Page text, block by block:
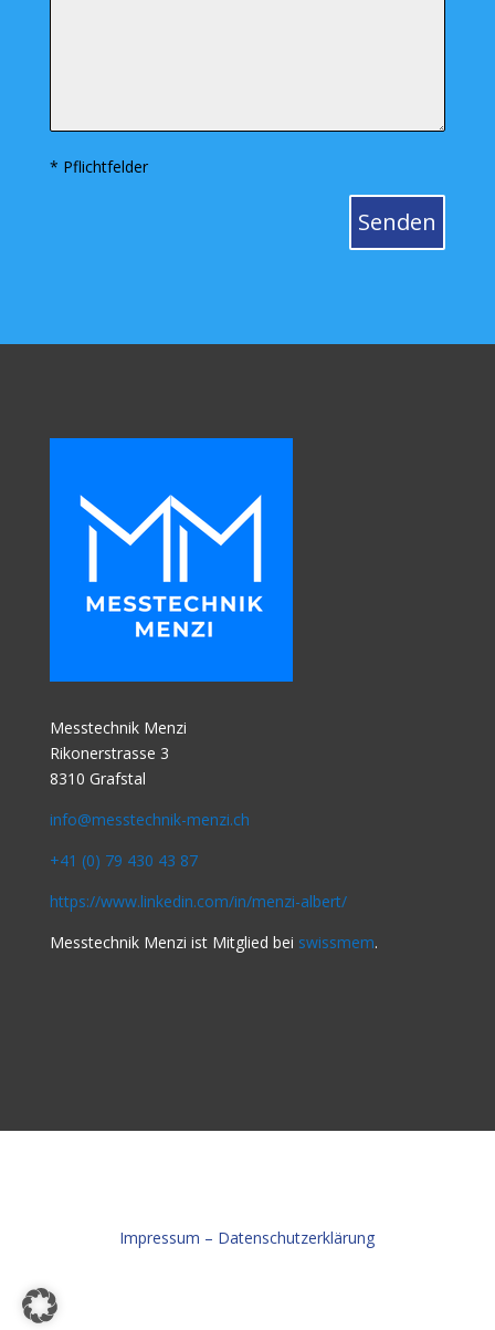
* Pflichtfelder
Messtechnik Menzi
Rikonerstrasse 3
8310 Grafstal
info@messtechnik-menzi.ch
+41 (0) 79 430 43 87
https://www.linkedin.com/in/menzi-albert/
Messtechnik Menzi ist Mitglied bei swissmem.
Impressum – Datenschutzerklärung